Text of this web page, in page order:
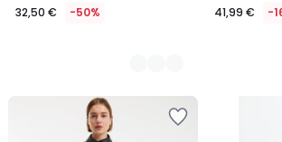
32,50 € -50% 41,99 € -